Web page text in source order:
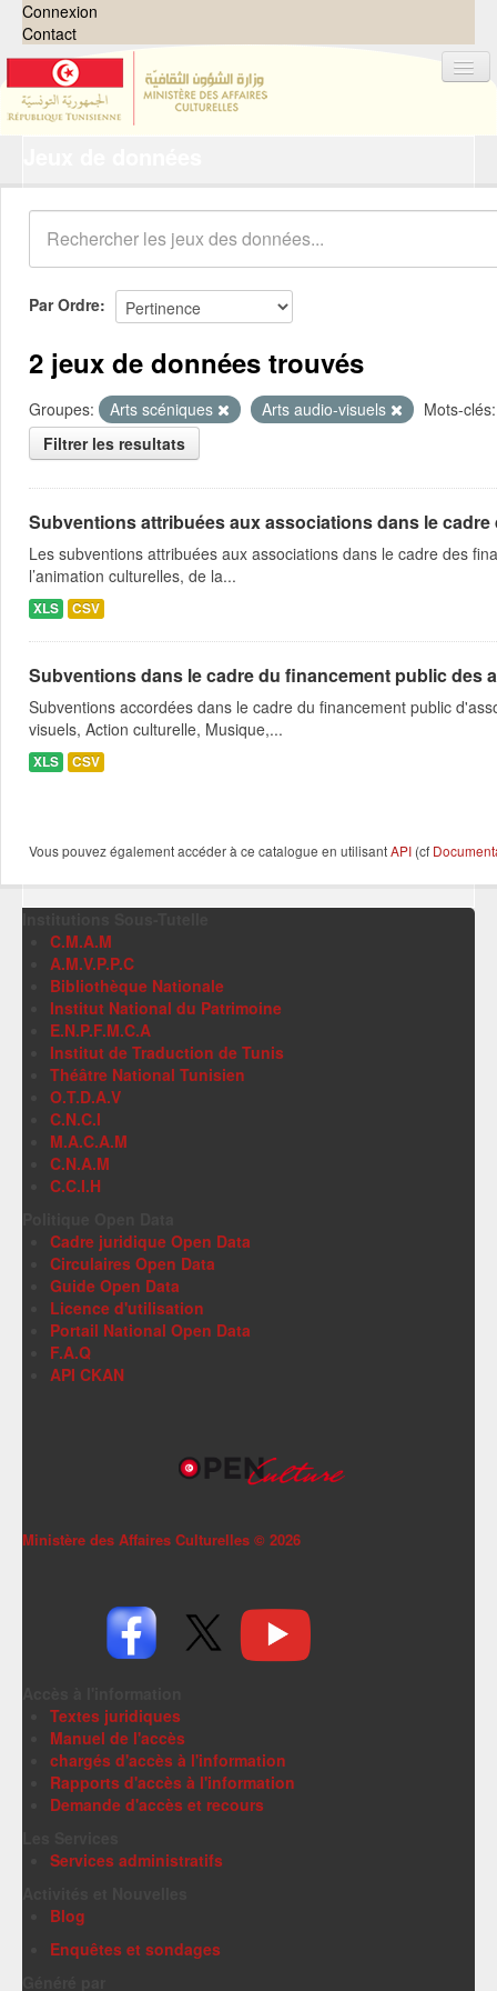
Connexion
Contact
Organisations
Groupes
Demandes 0
À propos
Par Ordre
2 jeux de données trouvés
Groupes: Arts scéniques Arts audio-visuels
Mots-clés:
Filtrer les resultats
Subventions attribuées aux associations dans le
Les subventions attribuées aux associations dans le cadre des
l’animation culturelles, de la...
XLS CSV
Subventions dans le cadre du financement public des
Subventions accordées dans le cadre du financement public
visuels, Action culturelle, Musique,...
XLS CSV
Vous pouvez également accéder à ce catalogue en utilisantAPI (cf
C.M.A.M
A.M.V.P.P.C
Bibliothèque Nationale
Institut National du Patrimoine
E.N.P.F.M.C.A
Institut de Traduction de Tunis
Théâtre National Tunisien
O.T.D.A.V
C.N.C.I
M.A.C.A.M
C.N.A.M
C.C.I.H
Cadre juridique Open Data
Circulaires Open Data
Guide Open Data
Licence d'utilisation
Portail National Open Data
F.A.Q
API CKAN
Ministère des Affaires Culturelles © 2026
Textes juridiques
Manuel de l'accès
chargés d'accès à l'information
Rapports d'accès à l'information
Demande d'accès et recours
Services administratifs
Blog
Enquêtes et sondages